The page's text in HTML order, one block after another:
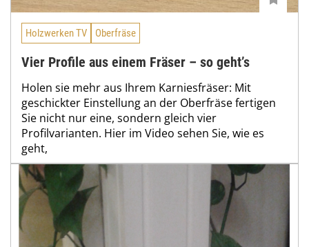
Holzwerken TV Oberfräse
Vier Profile aus einem Fräser – so geht’s
Holen sie mehr aus Ihrem Karniesfräser: Mit
geschickter Einstellung an der Oberfräse fertigen
Sie nicht nur eine, sondern gleich vier
Profilvarianten. Hier im Video sehen Sie, wie es
geht,